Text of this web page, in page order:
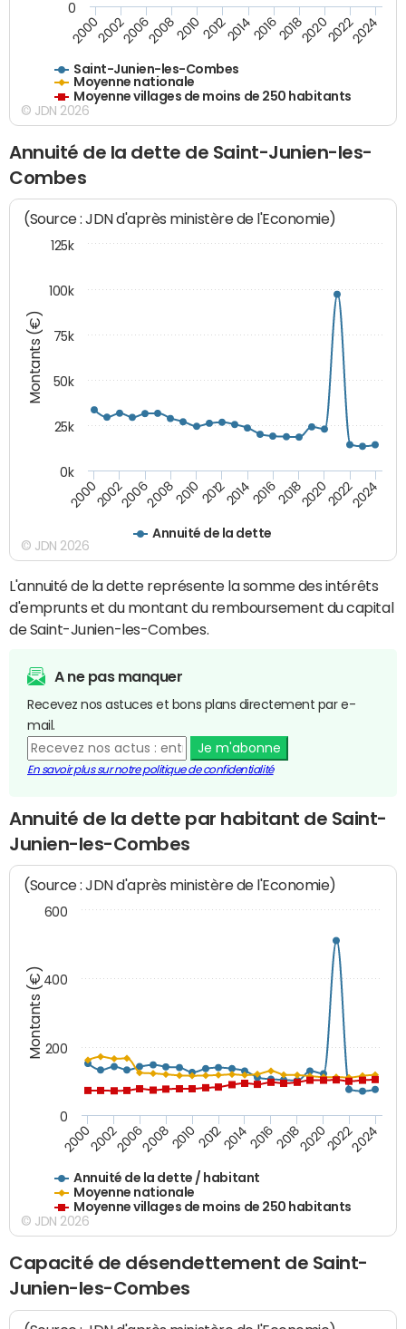
Saint-Junien-les-Combes
Moyenne nationale
Moyenne villages de moins de 250 habitants
200020022006200820102012201420162018202020222024
0
© JDN 2026
Annuité de la dette de Saint-Junien-les-
Combes
Montants (€)
(Source : JDN d'après ministère de l'Economie)
Annuité de la dette
200020022006200820102012201420162018202020222024
0k
25k
50k
75k
100k
125k
© JDN 2026
L'annuité de la dette représente la somme des intérêts
d'emprunts et du montant du remboursement du capital
de Saint-Junien-les-Combes.
A ne pas manquer
Recevez nos astuces et bons plans directement par e-
mail.
Je m'abonne
En savoir plus sur notre politique de confidentialité
Annuité de la dette par habitant de Saint-
Junien-les-Combes
Montants (€)
(Source : JDN d'après ministère de l'Economie)
Annuité de la dette / habitant
Moyenne nationale
Moyenne villages de moins de 250 habitants
200020022006200820102012201420162018202020222024
0
200
400
600
© JDN 2026
Capacité de désendettement de Saint-
Junien-les-Combes